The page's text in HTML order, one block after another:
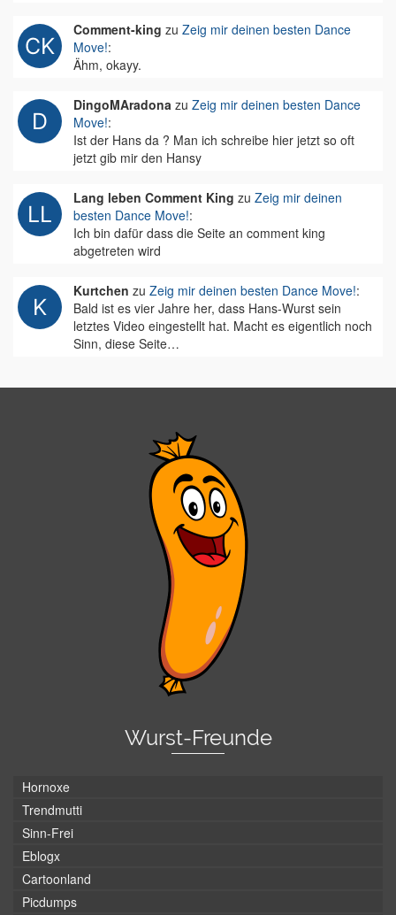
Comment-king zu Zeig mir deinen besten Dance
Move!:
Ähm, okayy.
DingoMAradona zu Zeig mir deinen besten Dance
Move!:
Ist der Hans da ? Man ich schreibe hier jetzt so oft
jetzt gib mir den Hansy
Lang leben Comment King zu Zeig mir deinen
besten Dance Move!:
Ich bin dafür dass die Seite an comment king
abgetreten wird
Kurtchen zu Zeig mir deinen besten Dance Move!:
Bald ist es vier Jahre her, dass Hans-Wurst sein
letztes Video eingestellt hat. Macht es eigentlich noch
Sinn, diese Seite…
Wurst-Freunde
Hornoxe
Trendmutti
Sinn-Frei
Eblogx
Cartoonland
Picdumps